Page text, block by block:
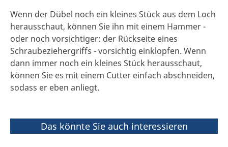
Wenn der Dübel noch ein kleines Stück aus dem Loch
herausschaut, können Sie ihn mit einem Hammer -
oder noch vorsichtiger: der Rückseite eines
Schraubeziehergriffs - vorsichtig einklopfen. Wenn
dann immer noch ein kleines Stück herausschaut,
können Sie es mit einem Cutter einfach abschneiden,
sodass er eben anliegt.
Das könnte Sie auch interessieren